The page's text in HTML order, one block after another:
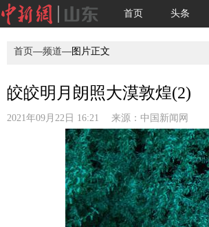
首页 头条
首页—频道—图片正文
皎皎明月朗照大漠敦煌(2)
2021年09月22日 16:21 来源： 中国新闻网